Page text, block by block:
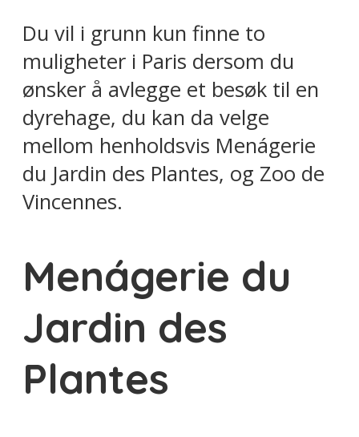
Du vil i grunn kun finne to
muligheter i Paris dersom du
ønsker å avlegge et besøk til en
dyrehage, du kan da velge
mellom henholdsvis Menágerie
du Jardin des Plantes, og Zoo de
Vincennes.
Menágerie du
Jardin des
Plantes